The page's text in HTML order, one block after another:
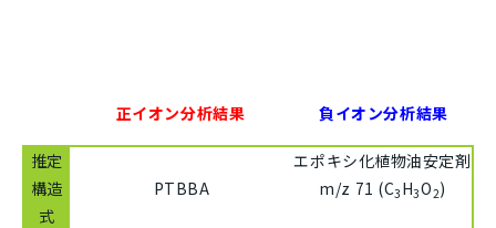
正イオン分析結果 負イオン分析結果
推定
構造
式
PTBBA
エポキシ化植物油安定剤
m/z 71 (C3 H3O2)